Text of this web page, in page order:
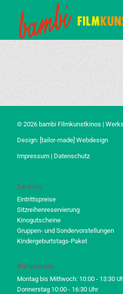
© 2026 bambi Filmkunstkinos |
Design: [tailor-made] Webdesign
Impressum| Datenschutz
Service
Eintrittspreise
Sitzreihenreservierung
Kinogutscheine
Gruppen- und Sondervorstellungen
Kindergeburtstags-Paket
Bürozeiten
Montag bis Mittwoch: 10:00 - 13:30
Donnerstag 10:00 - 16:30 Uhr